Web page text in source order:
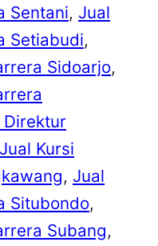
Sentani, Jual
Setiabudi
Sidoarjo
Direktur
Jual Kursi
, Jual
Situbondo
Subang